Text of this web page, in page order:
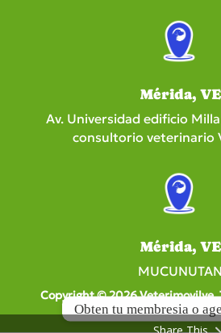
Mérida, VE
Av. Universidad edificio
consultorio veterinario
Mérida, VE
MUCUNUTAN
Copyright © 2026 Veterimovilve.
reservados.
Obten tu membresia o